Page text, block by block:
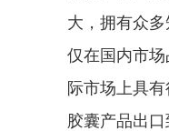
大，拥有众
仅在国内市
际市场上具
胶囊产品出